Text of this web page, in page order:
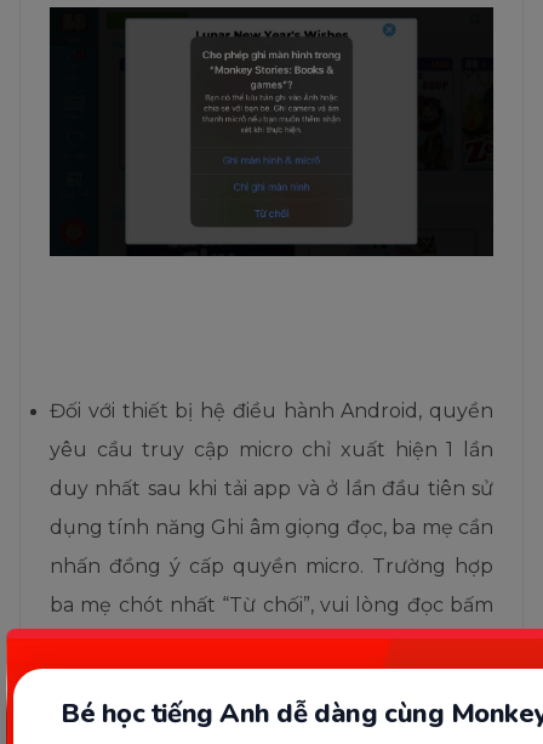
Bé học tiếng Anh dễ dàng cùng
Đối với thiết bị hệ điều hành Android, quyền
yêu cầu truy cập micro chỉ xuất hiện 1 lần
duy nhất sau khi tải app và ở lần đầu tiên sử
dụng tính năng Ghi âm giọng đọc, ba mẹ cần
nhấn đồng ý cấp quyền micro. Trường hợp
ba mẹ chót nhất “Từ chối”, vui lòng đọc bấm
vàođâyđể đọc hướng dẫn bật quyền truy